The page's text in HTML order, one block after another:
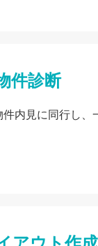
件診断
内見に同行し